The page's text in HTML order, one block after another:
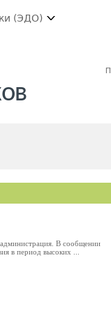
(ЭДО)
В сообщении
в период высоких ...